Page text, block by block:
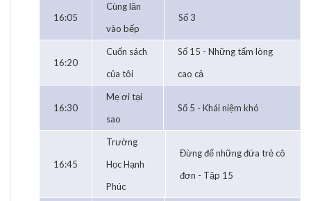
16:05
Cùng lăn
vào bếp
Số 3
16:20
Cuốn sách
của tôi
Số 15 - Những tấm lòng
cao cả
16:30
Mẹ ơi tại
sao
Số 5 - Khái niệm khó
16:45
Trường
Học Hạnh
Phúc
Đừng để những đứa trẻ cô
đơn - Tập 15